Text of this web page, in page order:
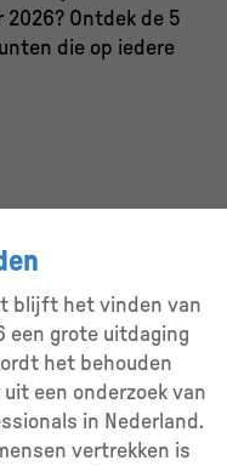
Ontdek de 5
die op iedere
blijft het vinden van
een grote uitdaging
het behouden
een onderzoek van
in Nederland.
vertrekken is